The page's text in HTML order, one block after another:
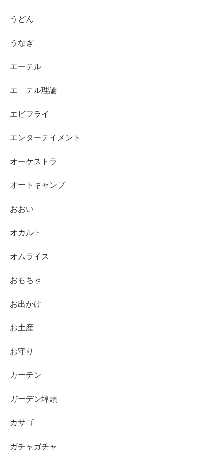
うどん
うなぎ
エーテル
エーテル理論
エビフライ
エンターテイメント
オーケストラ
オートキャンプ
おおい
オカルト
オムライス
おもちゃ
お出かけ
お土産
お守り
カーテン
ガーデン埠頭
カサゴ
ガチャガチャ